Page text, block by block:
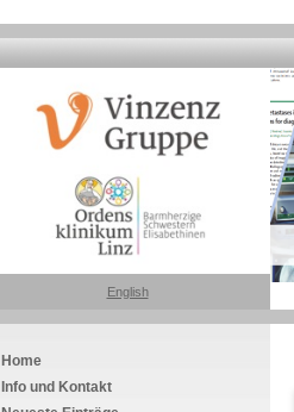
English
Home
Info und Kontakt